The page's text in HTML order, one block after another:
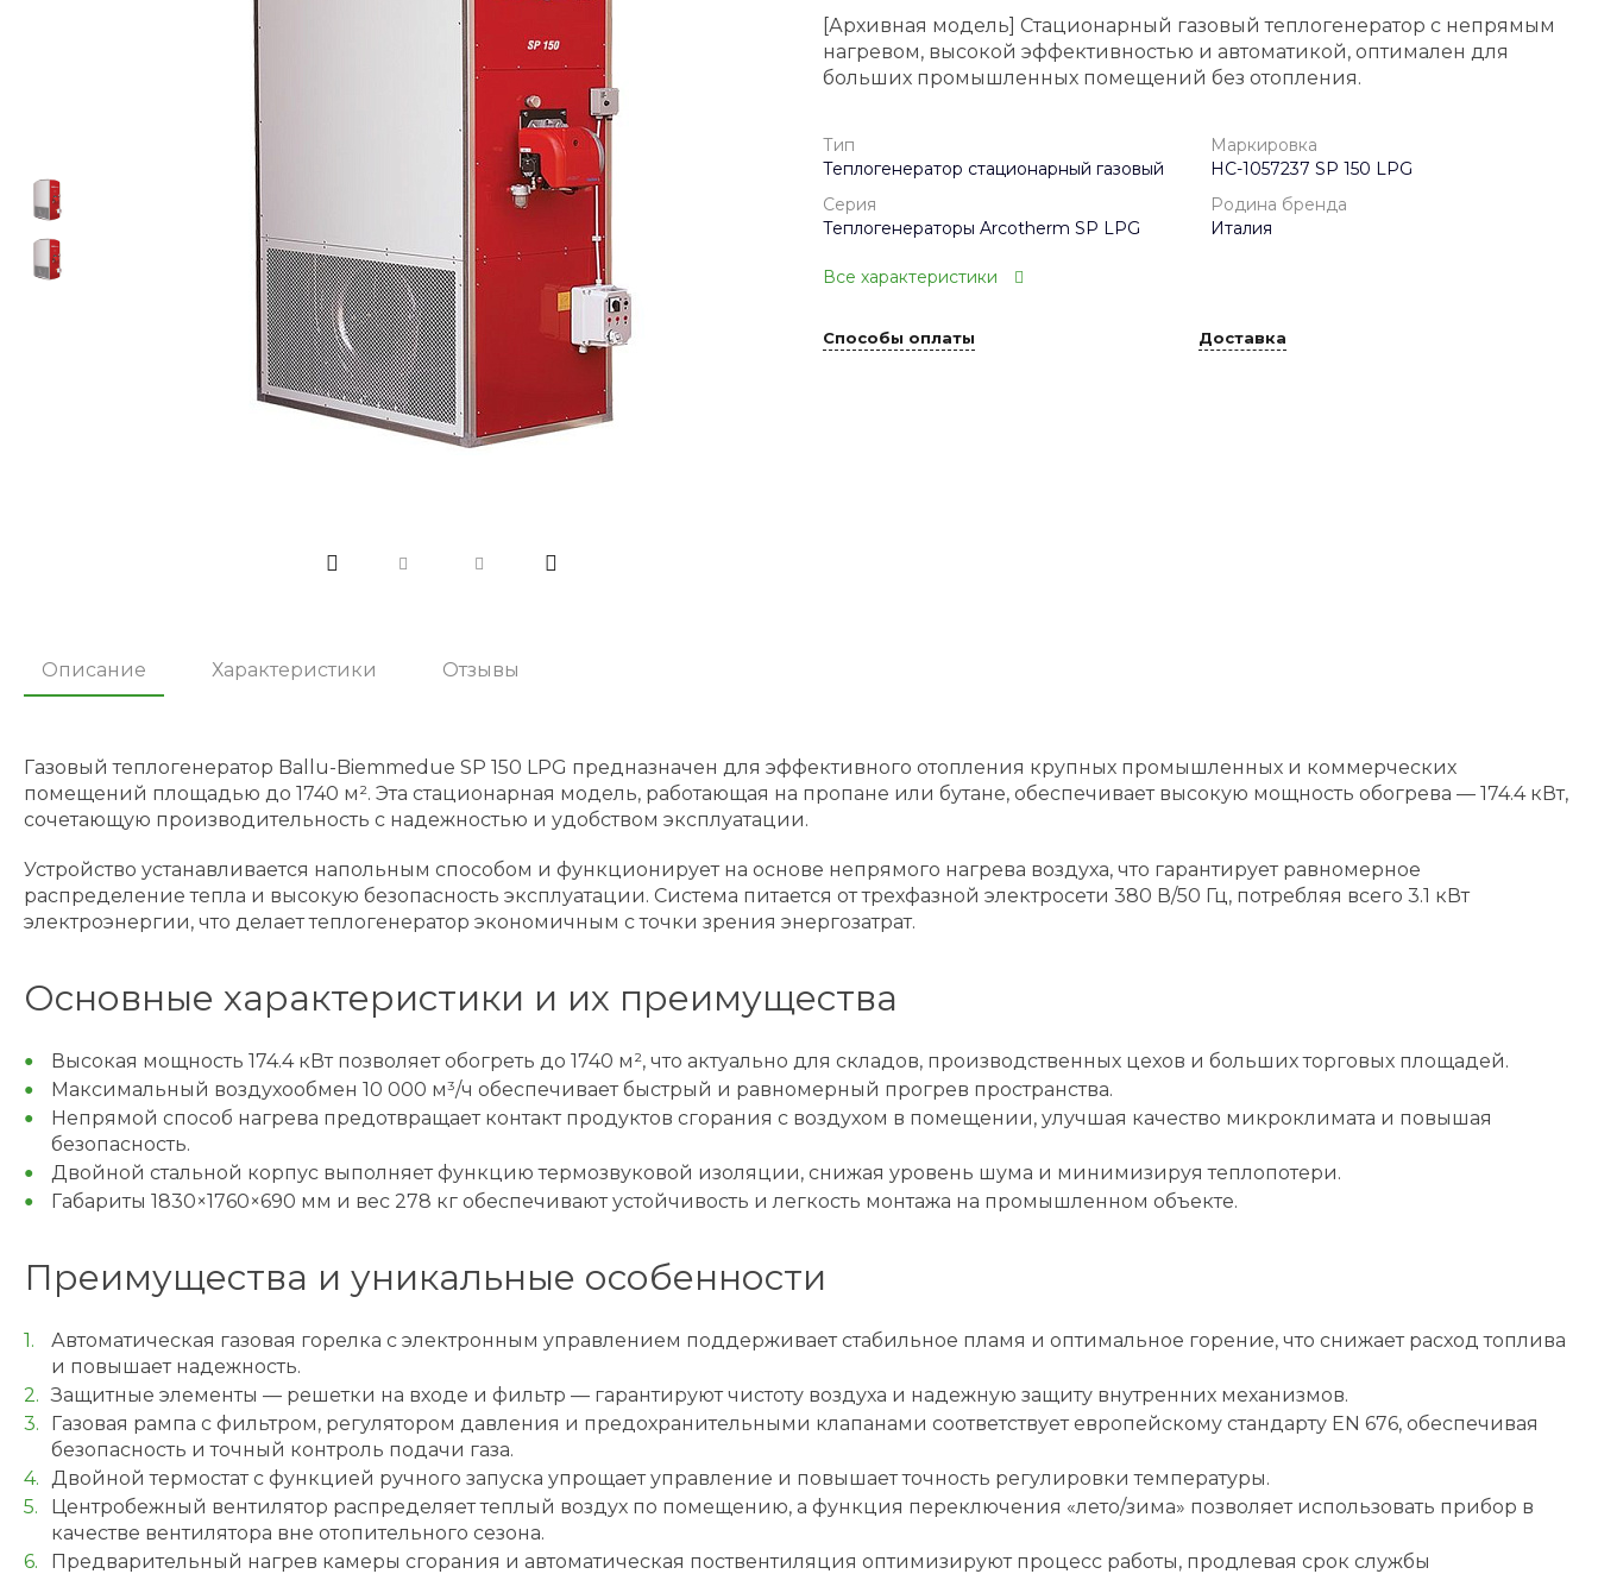
[Архивная модель] Стационарный газовый теплогенератор с непрямым
нагревом, высокой эффективностью и автоматикой, оптимален для
больших промышленных помещений без отопления.
Тип
Теплогенератор стационарный газовый
Маркировка
НС-1057237 SP 150 LPG
Серия
Теплогенераторы Arcotherm SP LPG
Родина бренда
Италия
Все характеристики
Способы оплаты Доставка
Описание Характеристики Отзывы
Газовый теплогенератор Ballu-Biemmedue SP 150 LPG предназначен для эффективного отопления крупных промышленных и коммерческих
помещений площадью до 1740 м². Эта стационарная модель, работающая на пропане или бутане, обеспечивает высокую мощность обогрева — 174.4 кВт,
сочетающую производительность с надежностью и удобством эксплуатации.
Устройство устанавливается напольным способом и функционирует на основе непрямого нагрева воздуха, что гарантирует равномерное
распределение тепла и высокую безопасность эксплуатации. Система питается от трехфазной электросети 380 В/50 Гц, потребляя всего 3.1 кВт
электроэнергии, что делает теплогенератор экономичным с точки зрения энергозатрат.
Основные характеристики и их преимущества
Высокая мощность 174.4 кВт позволяет обогреть до 1740 м², что актуально для складов, производственных цехов и больших торговых площадей.
Максимальный воздухообмен 10 000 м³/ч обеспечивает быстрый и равномерный прогрев пространства.
Непрямой способ нагрева предотвращает контакт продуктов сгорания с воздухом в помещении, улучшая качество микроклимата и повышая
безопасность.
Двойной стальной корпус выполняет функцию термозвуковой изоляции, снижая уровень шума и минимизируя теплопотери.
Габариты 1830×1760×690 мм и вес 278 кг обеспечивают устойчивость и легкость монтажа на промышленном объекте.
Преимущества и уникальные особенности
Автоматическая газовая горелка с электронным управлением поддерживает стабильное пламя и оптимальное горение, что снижает расход топлива
и повышает надежность.
Защитные элементы — решетки на входе и фильтр — гарантируют чистоту воздуха и надежную защиту внутренних механизмов.
Газовая рампа с фильтром, регулятором давления и предохранительными клапанами соответствует европейскому стандарту EN 676, обеспечивая
безопасность и точный контроль подачи газа.
Двойной термостат с функцией ручного запуска упрощает управление и повышает точность регулировки температуры.
Центробежный вентилятор распределяет теплый воздух по помещению, а функция переключения «лето/зима» позволяет использовать прибор в
качестве вентилятора вне отопительного сезона.
Предварительный нагрев камеры сгорания и автоматическая поствентиляция оптимизируют процесс работы, продлевая срок службы